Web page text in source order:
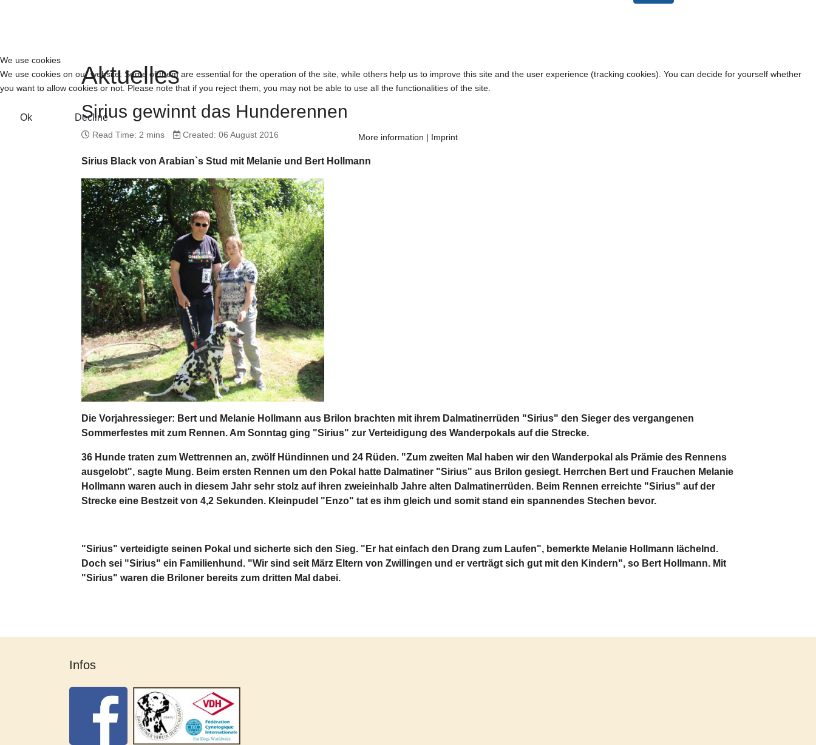
Aktuelles
Sirius gewinnt das Hunderennen
Read Time: 2 mins Created: 06 August 2016
Sirius Black von Arabian`s Stud mit Melanie und Bert Hollmann
Die Vorjahressieger: Bert und Melanie Hollmann aus Brilon brachten mit ihrem Dalmatinerrüden "Sirius" den Sieger des vergangenen
Sommerfestes mit zum Rennen. Am Sonntag ging "Sirius" zur Verteidigung des Wanderpokals auf die Strecke.
36 Hunde traten zum Wettrennen an, zwölf Hündinnen und 24 Rüden. "Zum zweiten Mal haben wir den Wanderpokal als Prämie des Rennens
ausgelobt", sagte Mung. Beim ersten Rennen um den Pokal hatte Dalmatiner "Sirius" aus Brilon gesiegt. Herrchen Bert und Frauchen Melanie
Hollmann waren auch in diesem Jahr sehr stolz auf ihren zweieinhalb Jahre alten Dalmatinerrüden. Beim Rennen erreichte "Sirius" auf der
Strecke eine Bestzeit von 4,2 Sekunden. Kleinpudel "Enzo" tat es ihm gleich und somit stand ein spannendes Stechen bevor.
"Sirius" verteidigte seinen Pokal und sicherte sich den Sieg. "Er hat einfach den Drang zum Laufen", bemerkte Melanie Hollmann lächelnd.
Doch sei "Sirius" ein Familienhund. "Wir sind seit März Eltern von Zwillingen und er verträgt sich gut mit den Kindern", so Bert Hollmann. Mit
"Sirius" waren die Briloner bereits zum dritten Mal dabei.
Infos
We use cookies
We use cookies on our website. Some of them are essential for the operation of the site, while others help us to improve this site and the user experience (tracking cookies). You can decide for yourself whether
you want to allow cookies or not. Please note that if you reject them, you may not be able to use all the functionalities of the site.
Ok Decline
More information | Imprint